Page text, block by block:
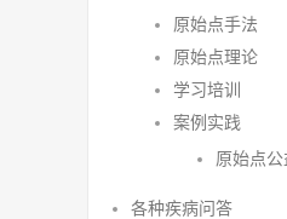
原始点手法
原始点理论
学习培训
案例实践
原始点公
各种疾病问答